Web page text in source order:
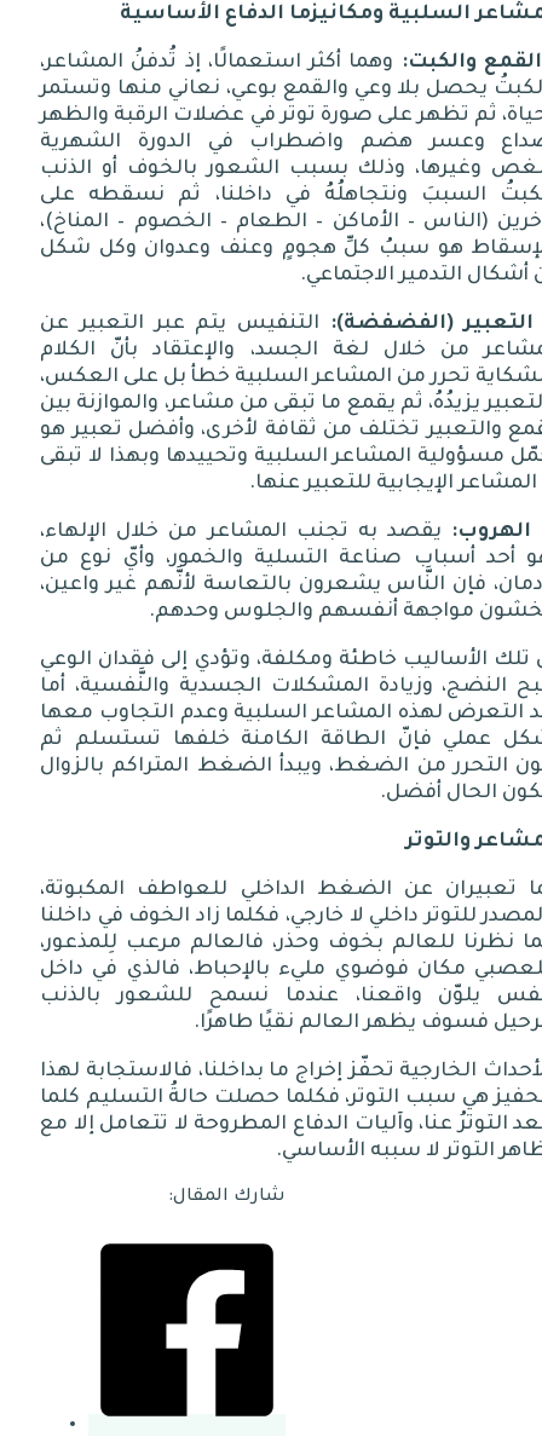
السلبية ومكانيزما الدفاع الأساسية
القمع والكبت: وهما أكثر استعمالًا، إذ تُدفنُ المشاعر،
يحصل بلا وعي والقمع بوعي، نعاني منها وتستمر
ثم تظهر على صورة توتر في عضلات الرقبة والظهر
وعسر هضم واضطراب في الدورة الشهرية
وغيرها، وذلك بسبب الشعور بالخوف أو الذنب
السببَ ونتجاهلُهُ في داخلنا، ثم نسقطه على
(الناس – الأماكن – الطعام – الخصوم – المناخ)،
هو سببُ كلِّ هجومٍ وعنف وعدوان وكل شكل
أشكال التدمير الاجتماعي.
التعبير(الفضفضة):
التنفيس يتم عبر التعبير عن
من خلال لغة الجسد، والإعتقاد بأنّ الكلام
تحرر من المشاعر السلبية خطأ بل على العكس،
يزيدُهُ، ثم يقمع ما تبقى من مشاعر، والموازنة بين
والتعبير تختلف من ثقافة لأخرى، وأفضل تعبير هو
مسؤولية المشاعر السلبية وتحييدها وبهذا لا تبقى
المشاعر الإيجابية للتعبير عنها.
الهروب:
يقصد به تجنب المشاعر من خلال الإلهاء،
أحد أسباب صناعة التسلية والخمور، وأيّ نوع من
فإن النَّاس يشعرون بالتعاسة لأنَّهم غير واعين،
مواجهة أنفسهم والجلوس وحدهم.
تلك الأساليب خاطئة ومكلفة، وتؤدي إلى فقدان الوعي
النضج، وزيادة المشكلات الجسدية والنَّفسية، أما
التعرض لهذه المشاعر السلبية وعدم التجاوب معها
عملي فإنّ الطاقة الكامنة خلفها تستسلم ثم
التحرر من الضغط، ويبدأ الضغط المتراكم بالزوال
الحال أفضل.
والتوتر
تعبيران عن الضغط الداخلي للعواطف المكبوتة،
للتوتر داخلي لا خارجي، فكلما زاد الخوف في داخلنا
نظرنا للعالم بخوف وحذر، فالعالم مرعب لِلمذعور،
مكان فوضوي مليء بالإحباط، فالذي في داخل
يلوّن واقعنا، عندما نسمح للشعور بالذنب
فسوف يظهر العالم نقيًا طاهرًا.
الخارجية تحفّز إخراج ما بداخلنا، فالاستجابة لهذا
هي سبب التوتر، فكلما حصلت حالةُ التسليم كلما
التوترُ عنا، وآليات الدفاع المطروحة لا تتعامل إلا مع
التوتر لا سببه الأساسي.
شارك المقال: